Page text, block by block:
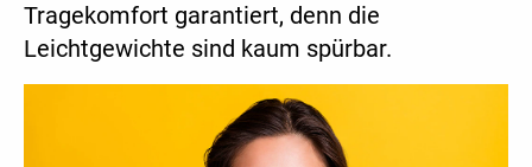
Tragekomfort garantiert, denn die
Leichtgewichte sind kaum spürbar.